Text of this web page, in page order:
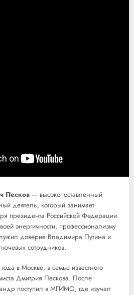
Песков — высокопоставленный
деятель, который занимает
президента Российской Федерации
энергичности, профессионализму
доверие Владимира Путина и
сотрудников.
в Москве, в семье известного
Дмитрия Пескова. После
поступил в МГИМО, где изучал